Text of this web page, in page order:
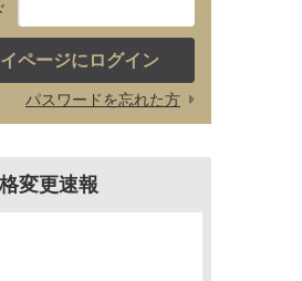
ページにログイン
パスワードを忘れた方
変更速報